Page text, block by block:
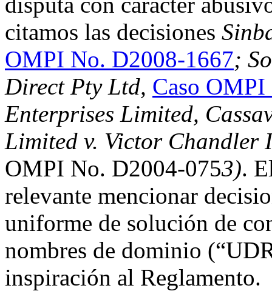
citamos las decisiones
OMPI No. D2008-1667;
Direct Pty Ltd, Caso
Enterprises Limited,
Limited v. Victor
OMPI No. D2004-0753).
relevante mencionar
uniforme de solución de
nombres de dominio
inspiración al Reglamento.